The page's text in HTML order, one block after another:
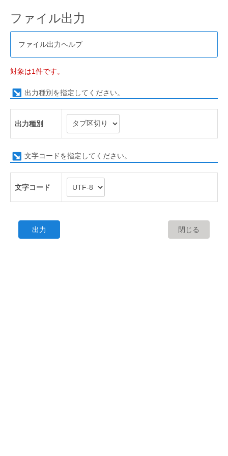
ファイル出力
ファイル出力ヘルプ
対象は1件です。
出力種別を指定してください。
出力種別
文字コードを指定してください。
文字コード